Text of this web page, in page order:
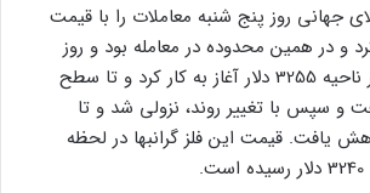
جهانی روز پنج شنبه معاملات را با قیمت
آغاز کرد و در همین محدوده در معامله بود و روز
جمعه با گپ مثبت در ناحیه 3255 دلار آغاز به کار کرد و تا سطح
یافت و سپس با تغییر روند، نزولی شد و تا
دلار کاهش یافت. قیمت این فلز گرانبها در لحظه